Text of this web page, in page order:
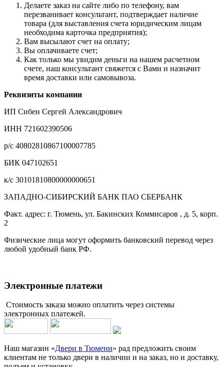
Делаете заказ на сайте либо по телефону, вам
перезванивает консультант, подтверждает наличие
товара (для выставления счета юридическим лицам
необходима карточка предприятия);
Вам высылают счет на оплату;
Вы оплачиваете счет;
Как только мы увидим деньги на нашем расчетном
счете, наш консультант свяжется с Вами и назначит
время доставки или самовывоза.
Реквизиты компании
ИП Сибен Сергей Александрович
ИНН 721602390506
р/с 40802810867100007785
БИК 047102651
к/с 30101810800000000651
ЗАПАДНО-СИБИРСКИЙ БАНК ПАО СБЕРБАНК
Факт. адрес: г. Тюмень, ул. Бакинских Коммисаров , д. 5, корп.
2
Физические лица могут оформить банковский перевод через
любой удобный банк РФ.
Электронные платежи
Стоимость заказа можно оплатить через системы
электронных платежей.
Наш магазин «Двери в Тюмени» рад предложить своим
клиентам не только двери в наличии и на заказ, но и доставку,